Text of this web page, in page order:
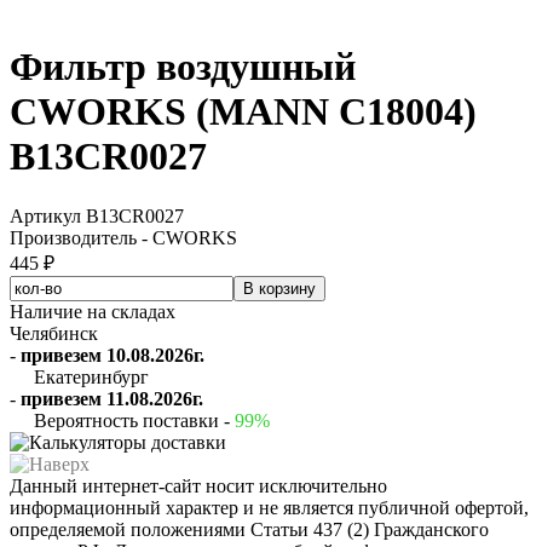
Фильтр воздушный
CWORKS (MANN C18004)
B13CR0027
Артикул B13CR0027
Производитель - CWORKS
445 ₽
Наличие на складах
Челябинск
- привезем 10.08.2026г.
Екатеринбург
- привезем 11.08.2026г.
Вероятность поставки - 99%
Данный интернет-сайт носит исключительно
информационный характер и не является публичной офертой,
определяемой положениями Статьи 437 (2) Гражданского